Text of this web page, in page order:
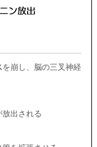
を崩し、脳の三叉神経
出される